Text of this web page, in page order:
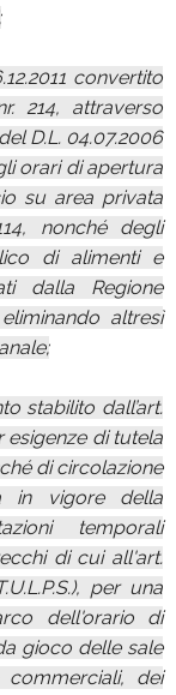
convertito
214, attraverso
D.L. 04.07.2006
orari di apertura
su area privata
nonché degli
di alimenti e
dalla Regione
altresì
stabilito dall’art.
esigenze di tutela
di circolazione
in vigore della
temporali
di cui all'art.
per una
dell'orario di
gioco delle sale
dei